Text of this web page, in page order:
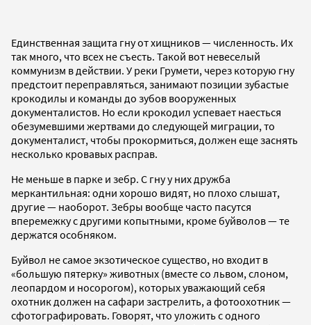
Единственная защита гну от хищников — численность. Их
так много, что всех не съесть. Такой вот невеселый
коммунизм в действии. У реки Грумети, через которую гну
предстоит переправляться, занимают позиции зубастые
крокодилы и команды до зубов вооруженных
документалистов. Но если крокодил успевает наесться
обезумевшими жертвами до следующей миграции, то
документалист, чтобы прокормиться, должен еще заснять
несколько кровавых расправ.
Не меньше в парке и зебр. С гну у них дружба
меркантильная: одни хорошо видят, но плохо слышат,
другие — наоборот. Зебры вообще часто пасутся
вперемежку с другими копытными, кроме буйволов — те
держатся особняком.
Буйвол не самое экзотическое существо, но входит в
«большую пятерку» животных (вместе со львом, слоном,
леопардом и носорогом), которых уважающий себя
охотник должен на сафари застрелить, а фотоохотник —
сфотографировать. Говорят, что уложить с одного